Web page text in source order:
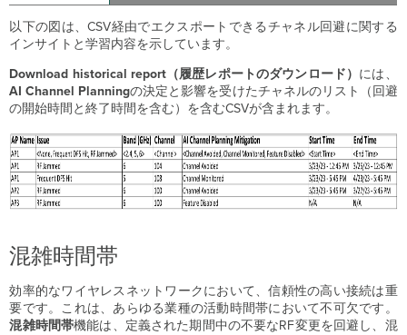
以下の図は、CSV経由でエクスポートできるチャネル回避に関する
インサイトと学習内容を示しています。
Download historical report（履歴レポートのダウンロード） には、
AI Channel Planningの決定と影響を受けたチャネルのリスト（回避
の開始時間と終了時間を含む）を含むCSVが含まれます。
混雑時間帯
効率的なワイヤレスネットワークにおいて、信頼性の高い接続は重
要です。これは、あらゆる業種の活動時間帯において不可欠です。
混雑時間帯機能は、定義された期間中の不要なRF変更を回避し、混